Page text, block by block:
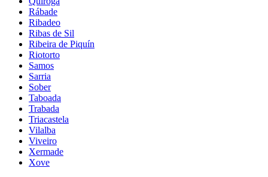
Rábade
Ribadeo
Ribas de Sil
Ribeira de Piquín
Riotorto
Samos
Sarria
Sober
Taboada
Trabada
Triacastela
Vilalba
Viveiro
Xermade
Xove